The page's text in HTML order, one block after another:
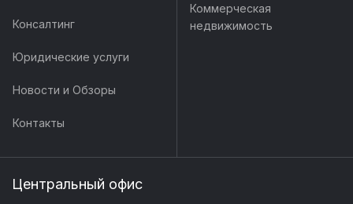
Консалтинг
Юридические услуги
Новости и Обзоры
Контакты
Коммерческая
недвижимость
Центральный офис